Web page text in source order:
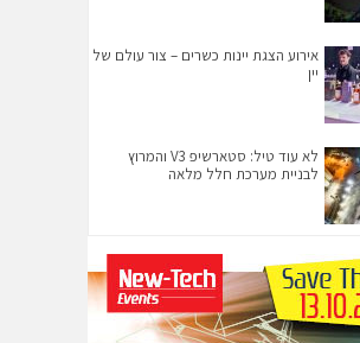
אירוע הצגת יינות כשרים – צור עולם של
יין
לא עוד טיל: סטארשיפ V3 והמרוץ
לבניית מערכת חלל מלאה